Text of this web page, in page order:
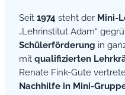
Seit 1974 steht der Mini-
„Lehrinstitut Adam“
Schülerförderung in
mit qualifizierten
Renate Fink-Gute
Nachhilfe in Mini-